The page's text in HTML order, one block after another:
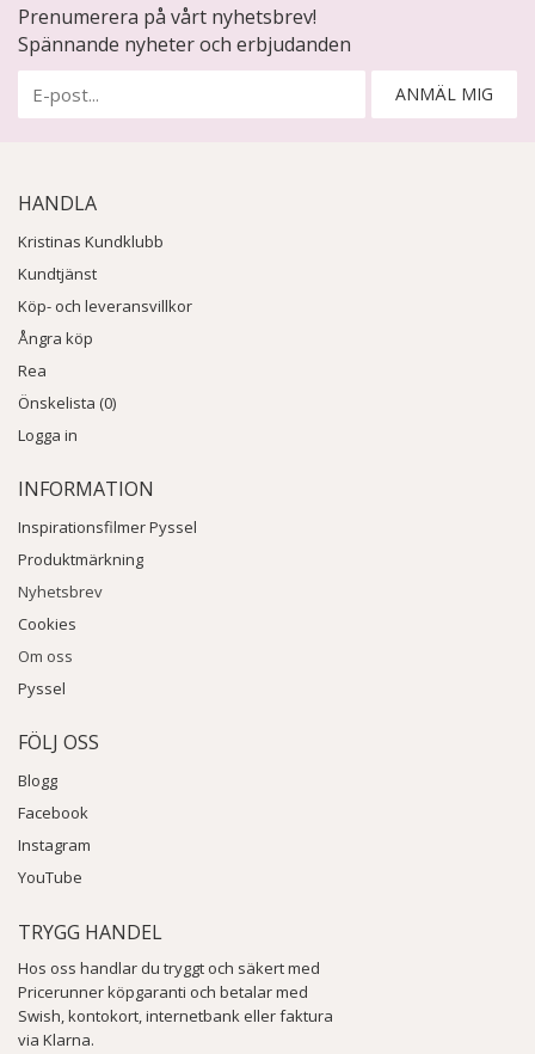
Prenumerera på vårt nyhetsbrev!
Spännande nyheter och erbjudanden
ANMÄL MIG
HANDLA
Kristinas Kundklubb
Kundtjänst
Köp- och leveransvillkor
Ångra köp
Rea
Önskelista (0)
Logga in
INFORMATION
Inspirationsfilmer Pyssel
Produktmärkning
Nyhetsbrev
Cookies
Om oss
Pyssel
FÖLJ OSS
Blogg
Facebook
Instagram
YouTube
TRYGG HANDEL
Hos oss handlar du tryggt och säkert med
Pricerunner köpgaranti och betalar med
Swish, kontokort, internetbank eller faktura
via Klarna.